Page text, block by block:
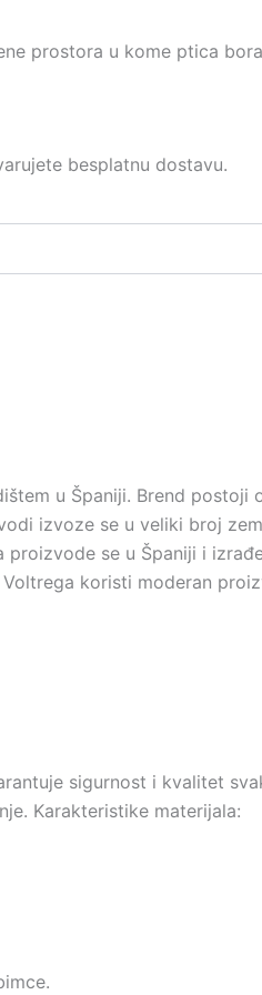
prostora u kome ptica
besplatnu dostavu.
u Španiji. Brend
izvoze se u veliki broj
se u Španiji i
Voltrega koristi moderan
sigurnost i kvalitet
Karakteristike materijala: